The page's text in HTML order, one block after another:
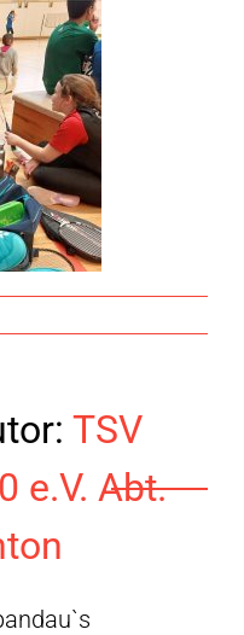
TSV
e.V. Abt.